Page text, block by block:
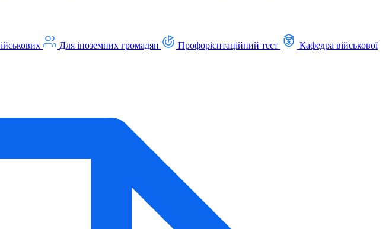
Для іноземних громадян Профорієнтаційний тест Кафедра військової